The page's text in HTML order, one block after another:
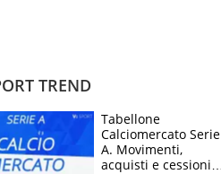
TREND
Tabellone
Calciomercato Serie
A. Movimenti,
acquisti e cessioni: